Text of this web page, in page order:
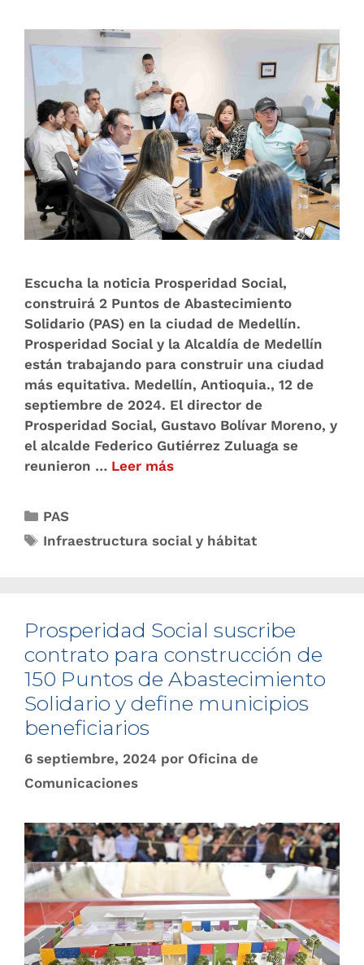
Escucha la noticia Prosperidad Social,
construirá 2 Puntos de Abastecimiento
Solidario (PAS) en la ciudad de Medellín.
Prosperidad Social y la Alcaldía de Medellín
están trabajando para construir una ciudad
más equitativa. Medellín, Antioquia., 12 de
septiembre de 2024. El director de
Prosperidad Social, Gustavo Bolívar Moreno, y
el alcalde Federico Gutiérrez Zuluaga se
reunieron … Leer más
PAS
Infraestructura social y hábitat
Prosperidad Social suscribe
contrato para construcción de
150 Puntos de Abastecimiento
Solidario y define municipios
beneficiarios
6 septiembre, 2024 por Oficina de
Comunicaciones